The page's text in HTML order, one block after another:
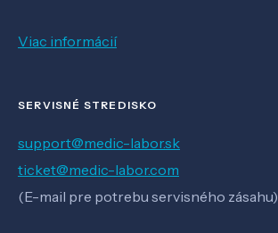
Viac informácií
SERVISNÉ STREDISKO
support@medic-labor.sk
ticket@medic-labor.com
(E-mail pre potrebu servisného zásahu)